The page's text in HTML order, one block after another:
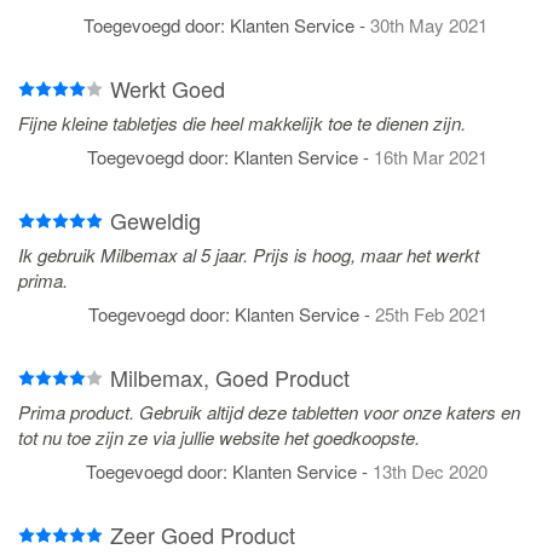
Toegevoegd door: Klanten Service-30th May 2021
Werkt Goed
Fijne kleine tabletjes die heel makkelijk toe te dienen zijn.
Toegevoegd door: Klanten Service- 16th Mar 2021
Geweldig
Ik gebruik Milbemax al 5 jaar. Prijs is hoog, maar het werkt
prima.
Toegevoegd door: Klanten Service-25th Feb 2021
Milbemax, Goed Product
Prima product. Gebruik altijd deze tabletten voor onze katers en
tot nu toe zijn ze via jullie website het goedkoopste.
Toegevoegd door: Klanten Service- 13th Dec 2020
Zeer Goed Product